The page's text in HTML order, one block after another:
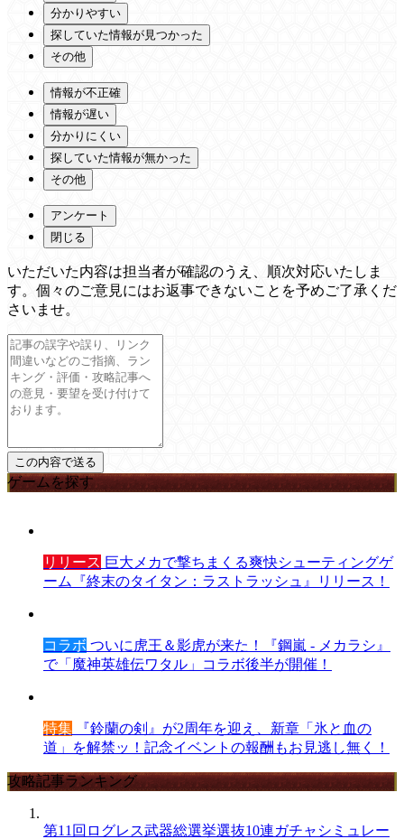
分かりやすい
探していた情報が見つかった
その他
情報が不正確
情報が遅い
分かりにくい
探していた情報が無かった
その他
アンケート
閉じる
いただいた内容は担当者が確認のうえ、順次対応いたしま
す。個々のご意見にはお返事できないことを予めご了承くだ
さいませ。
ゲームを探す
リリース 巨大メカで撃ちまくる爽快シューティングゲ
ーム『終末のタイタン：ラストラッシュ』リリース！
コラボ ついに虎王＆影虎が来た！『鋼嵐 - メカラシ』
で「魔神英雄伝ワタル」コラボ後半が開催！
特集 『鈴蘭の剣』が2周年を迎え、新章「氷と血の
道」を解禁ッ！記念イベントの報酬もお見逃し無く！
攻略記事ランキング
第11回ログレス武器総選挙選抜10連ガチャシミュレー